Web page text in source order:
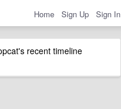
Home Sign Up Sign In
recent timeline